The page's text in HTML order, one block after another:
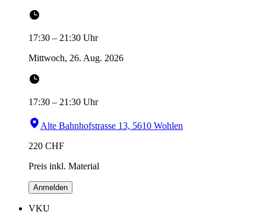
17:30 – 21:30 Uhr
Mittwoch, 26. Aug. 2026
17:30 – 21:30 Uhr
Alte Bahnhofstrasse 13, 5610 Wohlen
220 CHF
Preis inkl. Material
Anmelden
VKU